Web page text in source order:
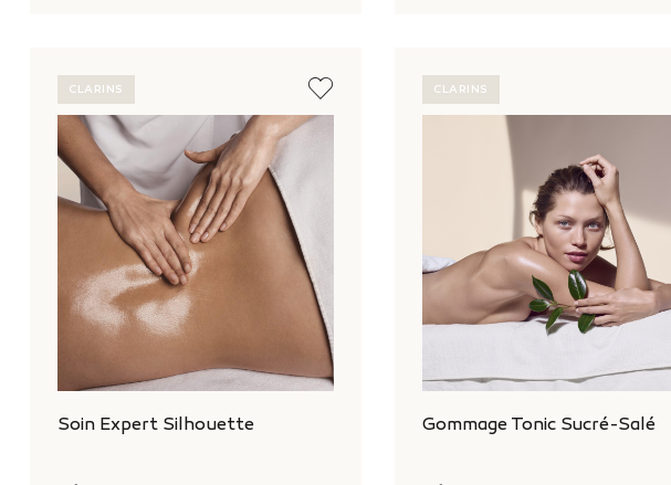
CLARINS
Soin Expert Silhouette
CLARINS
Gommage Tonic Sucré-Salé